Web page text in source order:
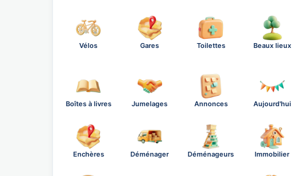
Vélos Gares Toilettes Beaux lieux
Boîtes à livres Jumelages Annonces Aujourd'hui
Enchères Déménager Déménageurs Immobilier